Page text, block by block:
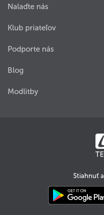
Nalaďte nás
Klub priateľov
Podporte nás
Blog
Modlitby
Stiahnuť